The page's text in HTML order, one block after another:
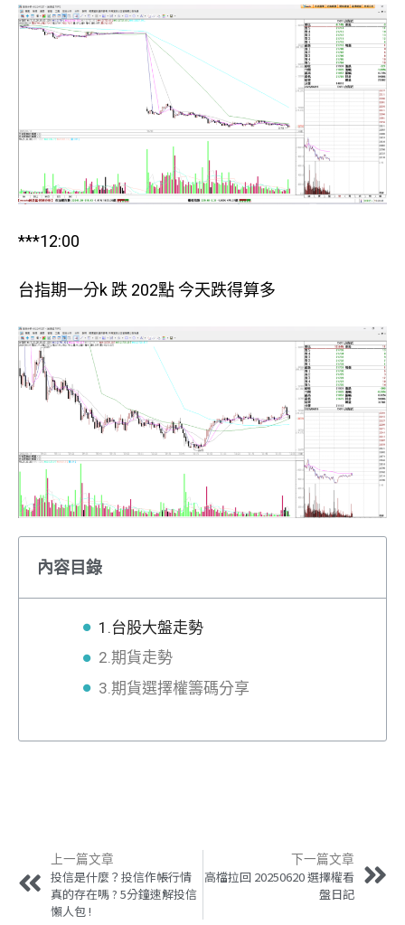
***12:00
台指期一分k 跌 202點 今天跌得算多
內容目錄
1.台股大盤走勢
2.期貨走勢
3.期貨選擇權籌碼分享
上一篇文章
投信是什麼？投信作帳行情
真的存在嗎 ? 5分鐘速解投信
懶人包 !
下一篇文章
高檔拉回 20250620 選擇權看
盤日記